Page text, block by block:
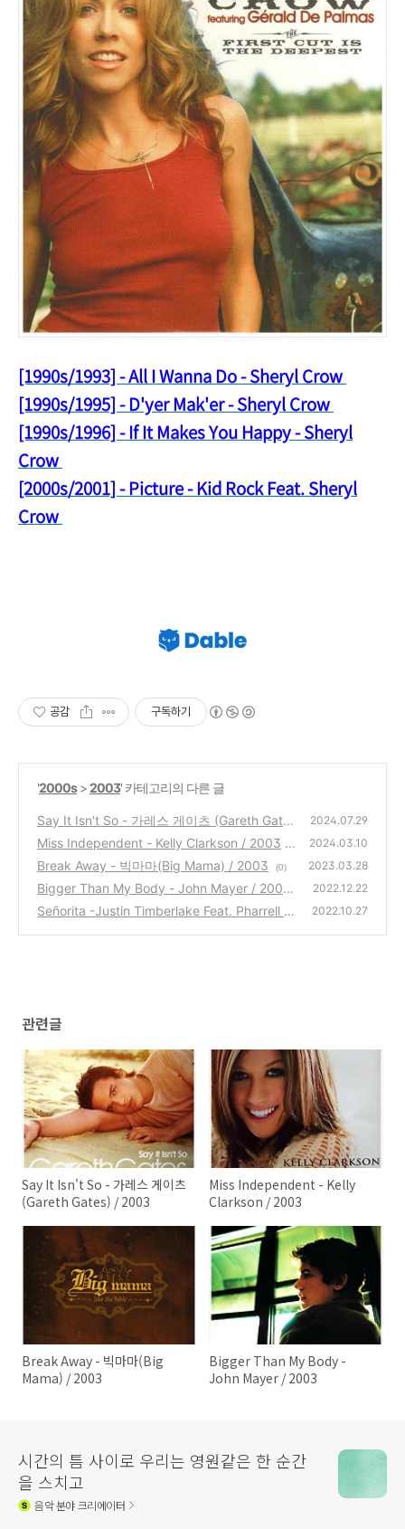
[1990s/1993] - All I Wanna Do - Sheryl Crow
[1990s/1995] - D'yer Mak'er - Sheryl Crow
[1990s/1996] - If It Makes You Happy - Sheryl
Crow
[2000s/2001] - Picture - Kid Rock Feat. Sheryl
Crow
공감 구독하기
'2000s>2003' 카테고리의 다른 글
Say It Isn't So - 가레스 게이츠 (Gareth Gate
s) / 2003
(1)
2024.07.29
Miss Independent - Kelly Clarkson / 2003
(1)
2024.03.10
Break Away - 빅마마(Big Mama) / 2003 (0) 2023.03.28
Bigger Than My Body - John Mayer / 2003
(2)
2022.12.22
Señorita -Justin Timberlake Feat. Pharrell W
2022.10.27
관련글
Say It Isn't So - 가레스 게이츠
(Gareth Gates) / 2003
Miss Independent - Kelly
Clarkson / 2003
Break Away - 빅마마(Big
Mama) / 2003
Bigger Than My Body -
John Mayer / 2003
시간의 틈 사이로 우리는 영원같은 한 순간
을 스치고
음악분야 크리에이터